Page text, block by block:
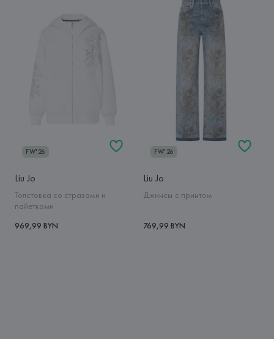
FW'26
Liu Jo
Толстовка со стразами и
пайетками
969,99 BYN
FW'26
Liu Jo
Джинсы с принтом
769,99 BYN